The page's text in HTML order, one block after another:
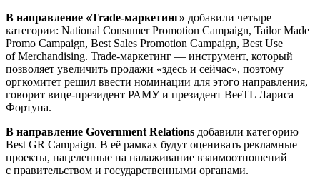
В направление «Trade-маркетинг» добавили четыре
категории: National Consumer Promotion Campaign, Tailor Made
Promo Campaign, Best Sales Promotion Campaign, Best Use
of Merchandising. Trade-маркетинг — инструмент, который
позволяет увеличить продажи «здесь и сейчас», поэтому
оргкомитет решил ввести номинации для этого направления,
говорит вице-президент РАМУ и президент BeeTL Лариса
Фортуна.
В направление Government Relations добавили категорию
Best GR Campaign. В её рамках будут оценивать рекламные
проекты, нацеленные на налаживание взаимоотношений
с правительством и государственными органами.